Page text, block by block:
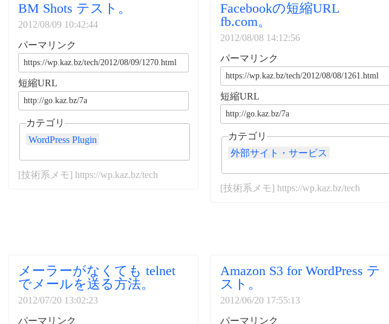
BM Shots テスト。
2012/08/09 10:42:44
パーマリンク
短縮URL
カテゴリ
WordPress Plugin
[技術系メモ] https://wp.kaz.bz/tech
Facebookの短縮URL
fb.com。
2012/08/08 14:12:56
パーマリンク
短縮URL
カテゴリ
外部サイト・サービス
[技術系メモ] https://wp.kaz.bz/tech
メーラーがなくても telnet
でメールを送る方法。
2012/07/20 13:02:23
パーマリンク
Amazon S3 for WordPress テ
スト。
2012/06/20 17:55:13
パーマリンク